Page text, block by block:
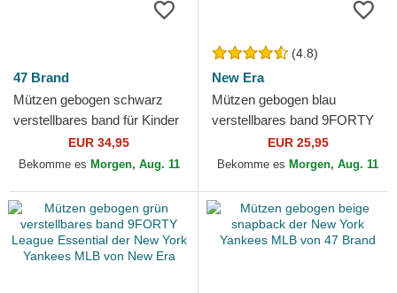
47 Brand
Mützen gebogen schwarz
verstellbares band für Kinder
Clean Up Scatter der New
York Yankees MLB...
EUR 34,95
Bekomme es Morgen, Aug. 11
(4.8)
New Era
Mützen gebogen blau
verstellbares band 9FORTY
Essential der New York
Yankees MLB von New Era
EUR 25,95
Bekomme es Morgen, Aug. 11